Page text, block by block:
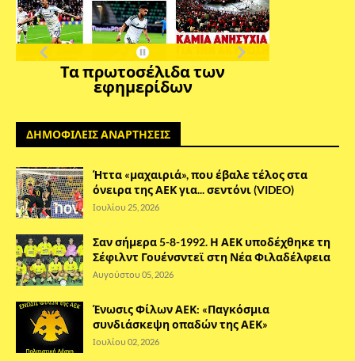
Τα πρωτοσέλιδα των
εφημερίδων
ΔΗΜΟΦΙΛΕΙΣ ΑΝΑΡΤΗΣΕΙΣ
Ήττα «μαχαιριά», που έβαλε τέλος στα
όνειρα της ΑΕΚ για... σεντόνι (VIDEO)
Ιουλίου 25, 2026
Σαν σήμερα 5-8-1992. Η ΑΕΚ υποδέχθηκε τη
Σέφιλντ Γουένσντεϊ στη Νέα Φιλαδέλφεια
Αυγούστου 05, 2026
Ένωσις Φίλων ΑΕΚ: «Παγκόσμια
συνδιάσκεψη οπαδών της ΑΕΚ»
Ιουλίου 02, 2026